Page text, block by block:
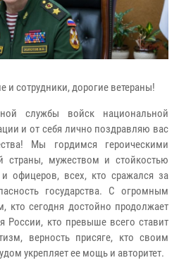
сотрудники, дорогие ветераны!
службы войск национальной
и от себя лично поздравляю вас
Мы гордимся героическими
страны, мужеством и стойкостью
офицеров, всех, кто сражался за
государства. С огромным
кто сегодня достойно продолжает
России, кто превыше всего ставит
верность присяге, кто своим
укрепляет ее мощь и авторитет.